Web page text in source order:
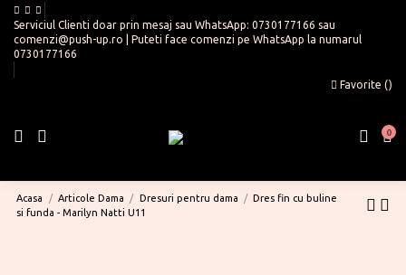
Serviciul Clienti doar prin mesaj sau WhatsApp: 0730177166 sau
comenzi@push-up.ro | Puteti face comenzi pe WhatsApp la numarul
0730177166
Favorite ()
0
Acasa Articole Dama Dresuri pentru dama
Dres fin cu buline
si funda - Marilyn Natti U11